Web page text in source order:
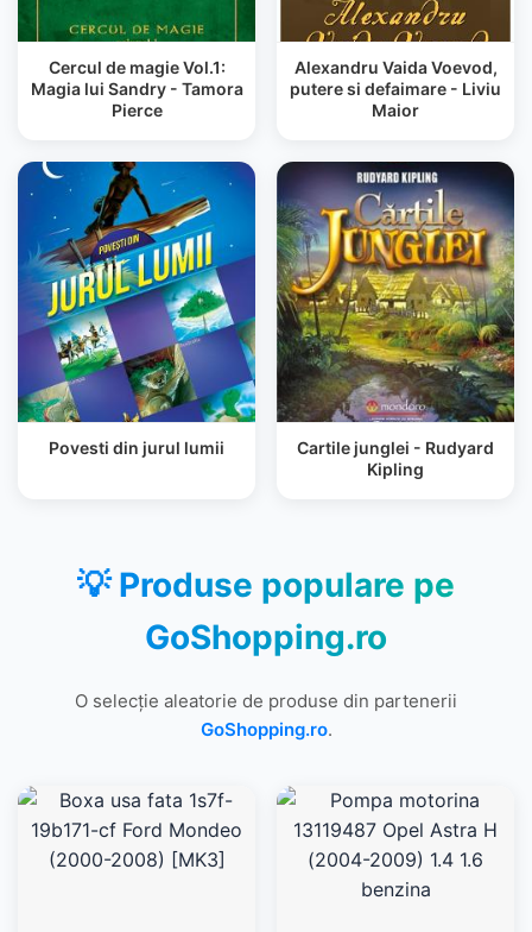
Cercul de magie Vol.1:
Magia lui Sandry - Tamora
Pierce
Alexandru Vaida Voevod,
putere si defaimare - Liviu
Maior
Povesti din jurul lumii
Cartile junglei - Rudyard
Kipling
💡 Produse populare pe
GoShopping.ro
O selecție aleatorie de produse din partenerii
GoShopping.ro.